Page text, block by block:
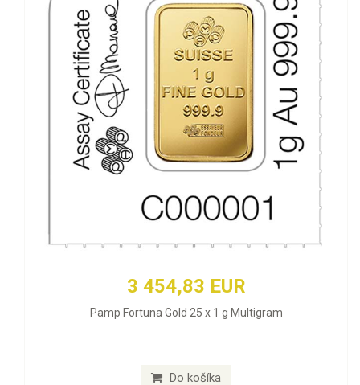
3 454,83 EUR
Pamp Fortuna Gold 25 x 1 g Multigram
Do košíka